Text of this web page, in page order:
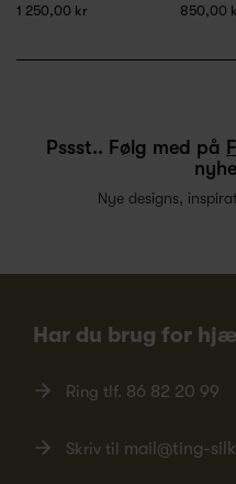
1 250,00 kr 850,00
Pssst.. Følg med på
Nye designs,
Har du brug for
Ring tlf. 86 82 20 99
Skriv til mail@ting-